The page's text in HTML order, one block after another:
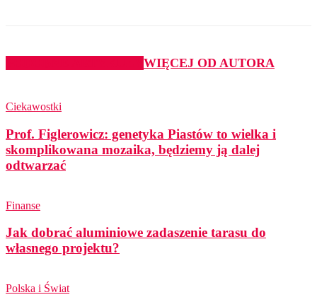
WIĘCEJ OD AUTORA
Ciekawostki
Prof. Figlerowicz: genetyka Piastów to wielka i
skomplikowana mozaika, będziemy ją dalej
odtwarzać
Finanse
Jak dobrać aluminiowe zadaszenie tarasu do
własnego projektu?
Polska i Świat